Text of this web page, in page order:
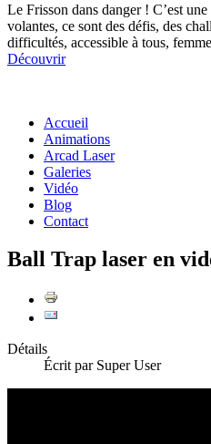
Le Frisson dans danger ! C’est
volantes, ce sont des défis, des
difficultés, accessible à tous,
Découvrir
Accueil
Animations
Arcad Laser
Galeries
Vidéo
Blog
Contact
Ball Trap laser en
Détails
Écrit par Super User